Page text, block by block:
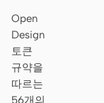
Open
Design
토큰
규약을
따르는
56개의